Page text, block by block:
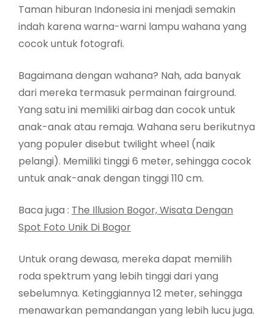
Taman hiburan Indonesia ini menjadi semakin
indah karena warna-warni lampu wahana yang
cocok untuk fotografi.
Bagaimana dengan wahana? Nah, ada banyak
dari mereka termasuk permainan fairground.
Yang satu ini memiliki airbag dan cocok untuk
anak-anak atau remaja. Wahana seru berikutnya
yang populer disebut twilight wheel (naik
pelangi). Memiliki tinggi 6 meter, sehingga cocok
untuk anak-anak dengan tinggi 110 cm.
Baca juga : The Illusion Bogor, Wisata Dengan
Spot Foto Unik Di Bogor
Untuk orang dewasa, mereka dapat memilih
roda spektrum yang lebih tinggi dari yang
sebelumnya. Ketinggiannya 12 meter, sehingga
menawarkan pemandangan yang lebih lucu juga.